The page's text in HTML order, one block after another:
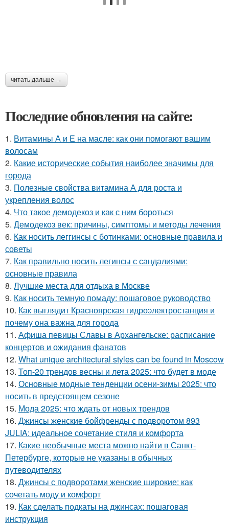
читать дальше →
Последние обновления на сайте:
1. Витамины А и Е на масле: как они помогают вашим
волосам
2. Какие исторические события наиболее значимы для
города
3. Полезные свойства витамина А для роста и
укрепления волос
4. Что такое демодекоз и как с ним бороться
5. Демодекоз век: причины, симптомы и методы лечения
6. Как носить леггинсы с ботинками: основные правила и
советы
7. Как правильно носить легинсы с сандалиями:
основные правила
8. Лучшие места для отдыха в Москве
9. Как носить темную помаду: пошаговое руководство
10. Как выглядит Красноярская гидроэлектростанция и
почему она важна для города
11. Афиша певицы Славы в Архангельске: расписание
концертов и ожидания фанатов
12. What unique architectural styles can be found in Moscow
13. Топ-20 трендов весны и лета 2025: что будет в моде
14. Основные модные тенденции осени-зимы 2025: что
носить в предстоящем сезоне
15. Мода 2025: что ждать от новых трендов
16. Джинсы женские бойфренды с подворотом 893
JULIA: идеальное сочетание стиля и комфорта
17. Какие необычные места можно найти в Санкт-
Петербурге, которые не указаны в обычных
путеводителях
18. Джинсы с подворотами женские широкие: как
сочетать моду и комфорт
19. Как сделать подкаты на джинсах: пошаговая
инструкция